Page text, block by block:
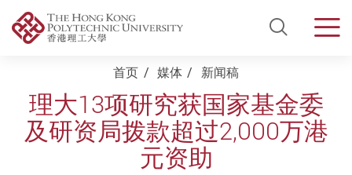
Open
Start main content首页 媒体 新闻稿
理大13项研究获国家基金委
及研资局拨款超过2,000万港
元资助